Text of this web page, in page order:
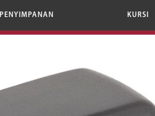
PENYIMPANAN KURSI